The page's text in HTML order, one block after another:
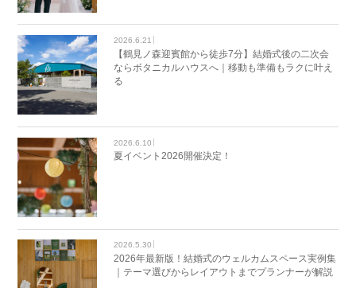
2026.6.21
【鶴見ノ森迎賓館から徒歩7分】結婚式後の二次会
ならボタニカルハウスへ｜移動も準備もラクに叶え
る
2026.6.10
夏イベント2026開催決定！
2026.5.30
2026年最新版！結婚式のウェルカムスペース実例集
｜テーマ選びからレイアウトまでプランナーが解説